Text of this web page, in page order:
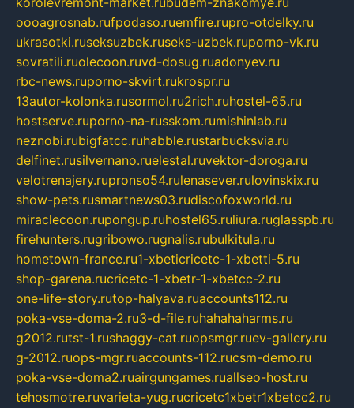
oooagrosnab.rufpodaso.ruemfire.rupro-otdelky.ru
ukrasotki.ruseksuzbek.ruseks-uzbek.ruporno-vk.ru
sovratili.ruolecoon.ruvd-dosug.ruadonyev.ru
rbc-news.ruporno-skvirt.rukrospr.ru
13autor-kolonka.rusormol.ru2rich.ruhostel-65.ru
hostserve.ruporno-na-russkom.rumishinlab.ru
neznobi.rubigfatcc.ruhabble.rustarbucksvia.ru
delfinet.rusilvernano.ruelestal.ruvektor-doroga.ru
velotrenajery.rupronso54.rulenasever.rulovinskix.ru
show-pets.rusmartnews03.rudiscofoxworld.ru
miraclecoon.rupongup.ruhostel65.ruliura.ruglasspb.ru
firehunters.rugribowo.rugnalis.rubulkitula.ru
hometown-france.ru1-xbeticricetc-1-xbetti-5.ru
shop-garena.rucricetc-1-xbetr-1-xbetcc-2.ru
one-life-story.rutop-halyava.ruaccounts112.ru
poka-vse-doma-2.ru3-d-file.ruhahahaharms.ru
g2012.rutst-1.rushaggy-cat.ruopsmgr.ruev-gallery.ru
g-2012.ruops-mgr.ruaccounts-112.rucsm-demo.ru
poka-vse-doma2.ruairgungames.ruallseo-host.ru
tehosmotre.ruvarieta-yug.rucricetc1xbetr1xbetcc2.ru